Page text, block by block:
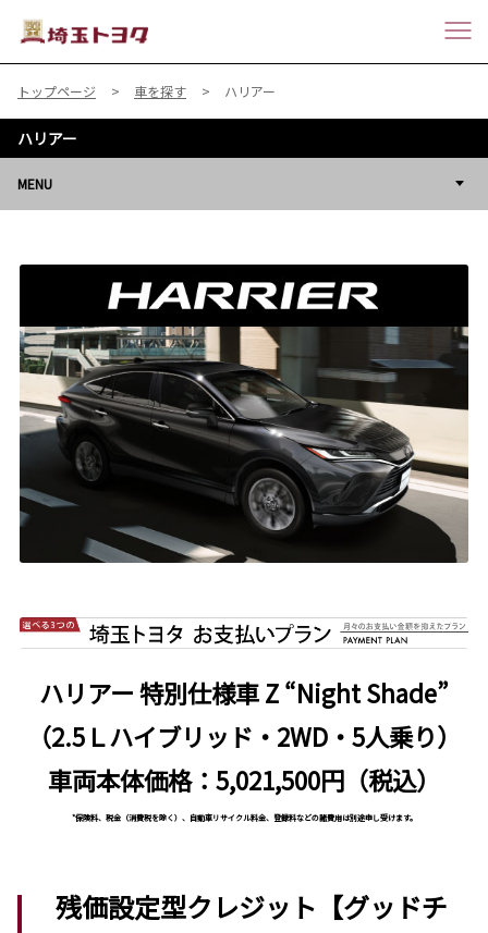
トップページ 車を探す ハリアー
ハリアー
MENU
ハリアー 特別仕様車 Z “Night Shade”
（2.5Ｌハイブリッド・2WD・5人乗り）
車両本体価格：5,021,500円（税込）
*保険料、税金（消費税を除く）、自動車リサイクル料金、登録料などの諸費用は別途申し受けます。
残価設定型クレジット【グッドチ